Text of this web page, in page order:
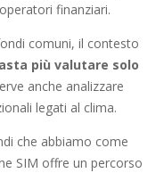
finanziari.
comuni, il contesto
più valutare solo
anche analizzare
legati al clima.
che abbiamo come
SIM offre un percorso